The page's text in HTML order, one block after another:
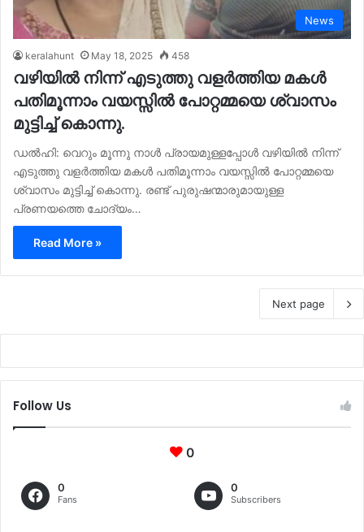
News
keralahunt May 18, 2025 458
വഴിയില്‍ നിന്ന് എടുത്തു വളർത്തിയ മകള്‍
പതിമൂന്നാം വയസ്സില്‍ പോറ്റമ്മയെ ശ്വാസം
മുട്ടിച്ച്‌ കൊന്നു.
ഡല്‍ഹി: വെറും മൂന്നു നാള്‍ പ്രായമുള്ളപ്പോള്‍ വഴിയില്‍ നിന്ന്
എടുത്തു വളർത്തിയ മകള്‍ പതിമൂന്നാം വയസ്സില്‍ പോറ്റമ്മയെ
ശ്വാസം മുട്ടിച്ച്‌ കൊന്നു. രണ്ട് പുരുഷന്മാരുമായുള്ള
പ്രണയത്തെ ചോദ്യം…
Read More »
Next page
Follow Us
0
0
Fans
0
Subscribers